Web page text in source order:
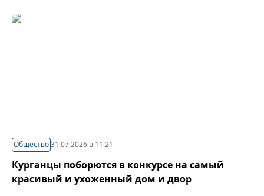
Общество31.07.2026 в 11:21
Курганцы поборются в конкурсе на самый
красивый и ухоженный дом и двор